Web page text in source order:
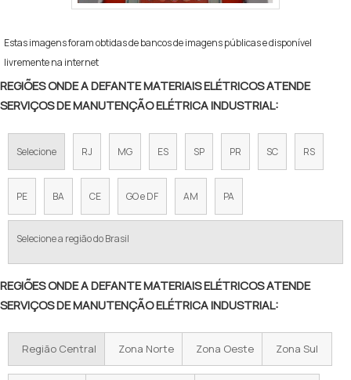
Estas imagens foram obtidas de bancos de imagens públicas e disponível
livremente na internet
REGIÕES ONDE A DEFANTE MATERIAIS ELÉTRICOS ATENDE
SERVIÇOS DE MANUTENÇÃO ELÉTRICA INDUSTRIAL:
Selecione RJ MG ES SP PR SC RS
PE BA CE GO e DF AM PA
Selecione a região do Brasil
REGIÕES ONDE A DEFANTE MATERIAIS ELÉTRICOS ATENDE
SERVIÇOS DE MANUTENÇÃO ELÉTRICA INDUSTRIAL:
Região Central Zona Norte Zona Oeste Zona Sul